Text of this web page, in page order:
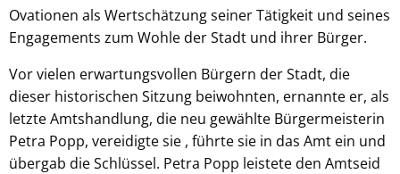
Ovationen als Wertschätzung seiner Tätigkeit und seines
Engagements zum Wohle der Stadt und ihrer Bürger.
Vor vielen erwartungsvollen Bürgern der Stadt, die
dieser historischen Sitzung beiwohnten, ernannte er, als
letzte Amtshandlung, die neu gewählte Bürgermeisterin
Petra Popp, vereidigte sie , führte sie in das Amt ein und
übergab die Schlüssel. Petra Popp leistete den Amtseid